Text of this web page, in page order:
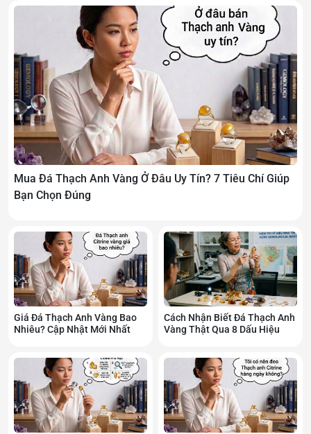
Mỗi sản phẩm đều có màu sắc và vân đá riêng do đặc
điểm hình thành tự nhiên của khoáng vật.
Vì sao vòng tay thạch anh
vàng được nhiều người yêu
thích?
Thiết kế đơn giản nhưng sang
trọng
Vòng đá thạch anh vàng có thể kết hợp với:
Trang sức bạc.
Trang sức vàng.
Trang phục công sở.
Trang phục thường ngày.
Dễ sử dụng trong nhiều hoàn cảnh khác nhau.
Màu sắc tự nhiên
Tùy từng viên đá, màu sắc có thể dao động từ:
Vàng nhạt.
Vàng chanh.
Vàng mật ong.
Mua Đá Thạch Anh Vàng Ở Đâu Uy Tín? 7 Tiêu Chí Giúp
Bạn Chọn Đúng
Giá Đá Thạch Anh Vàng Bao
Nhiêu? Cập Nhật Mới Nhất
Cách Nhận Biết Đá Thạch Anh
Vàng Thật Qua 8 Dấu Hiệu